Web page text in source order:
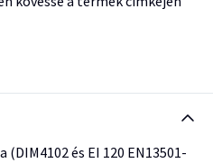
és EI 120 EN13501-